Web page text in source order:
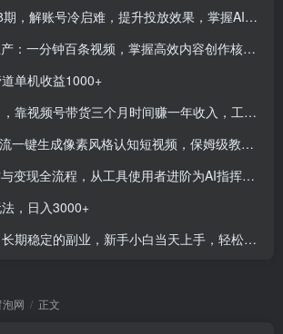
，解账号冷启难，提升投放效果，掌握AI用法
一分钟百条视频，掌握高效内容创作核心技巧
单机收益1000+
频号带货三个月时间赚一年收入，工作室单日3000+
成像素风格认知短视频，保姆级教程-智能体搭建-项目实操
流程，从工具使用者进阶为AI指挥官，实现文案量产与商业变现
，日入3000+
稳定的副业，新手小白当天上手，轻松日入2000+
泡网 正文